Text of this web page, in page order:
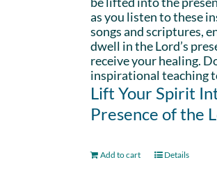
as you listen to these
songs and scriptures,
dwell in the Lord’s
receive your healing.
inspirational teaching
Lift Your Spirit
Presence of the
Add to cart Details